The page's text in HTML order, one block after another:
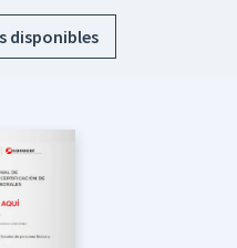
disponibles